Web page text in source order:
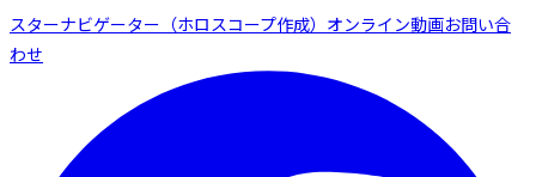
スターナビゲーター（ホロスコープ作成） オンライン動画お問い合
わせ